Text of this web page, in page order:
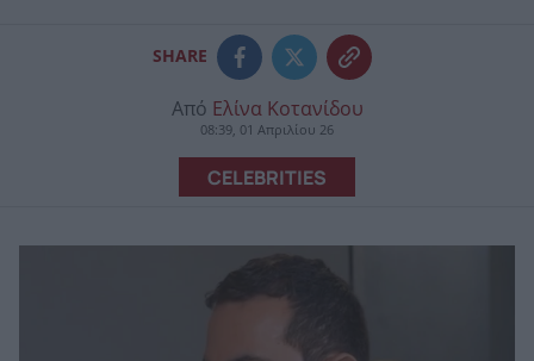
SHARE
Από Ελίνα Κοτανίδου
08:39, 01 Απριλίου 26
CELEBRITIES